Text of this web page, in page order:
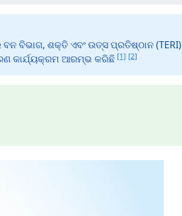
ବନ ବିଭାଗ, ଶକ୍ତି ଏବଂ ଉତ୍ସ ପ୍ରତିଷ୍ଠାନ (TERI)
କାର୍ଯ୍ୟକ୍ରମ ଆରମ୍ଭ କରିଛି [1] [2]